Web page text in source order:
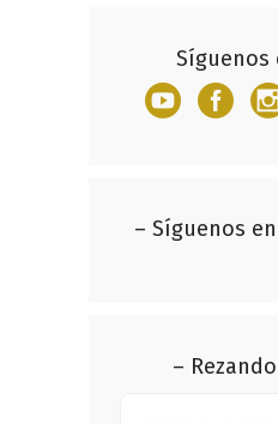
Síguenos
– Síguenos
–